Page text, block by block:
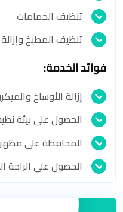
تنظيف الحمامات
تنظيف المطبخ
فوائد الخدمة:
إزالة الأوساخ
الحصول على بيئة
المحافظة على
الحصول على الراحة